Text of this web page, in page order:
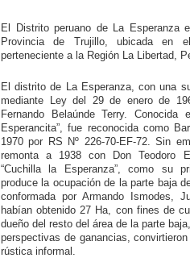
El Distrito peruano de La
Provincia de Trujillo, ubicada en
perteneciente a la Región La Libertad,
El distrito de La Esperanza, con una
mediante Ley del 29 de enero de
Fernando Belaúnde Terry.
Esperancita”, fue reconocida como
1970 por RS Nº 226-70-EF-72. Sin
remonta a 1938 con Don Teodoro
“Cuchilla la Esperanza”, como su
produce la ocupación de la parte baja
conformada por Armando Ismodes,
habían obtenido 27 Ha, con fines de
dueño del resto del área de la parte
perspectivas de ganancias,
rústica informal.